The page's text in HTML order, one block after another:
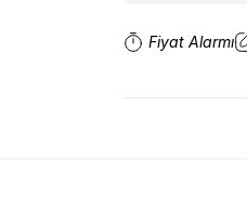
Fiyat Alarmı